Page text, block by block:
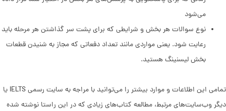
می‌شود
نوع سوالات هر بخش و شرایطی که برای پشت سر گذاشتن هر مرحله باید
رعایت شود. یعنی مواردی مانند تعداد دفعاتی که مجاز به شنیدن قطعات
بخش لیسنینگ هستید.
تمامی این اطلاعات و موارد بیشتر را می‌توانید با مراجه به سایت رسمی IELTS یا
دیگر وب‌سایت‌های مرتبط، مطالعه کتاب‌های زیادی که در این راستا نوشته شده